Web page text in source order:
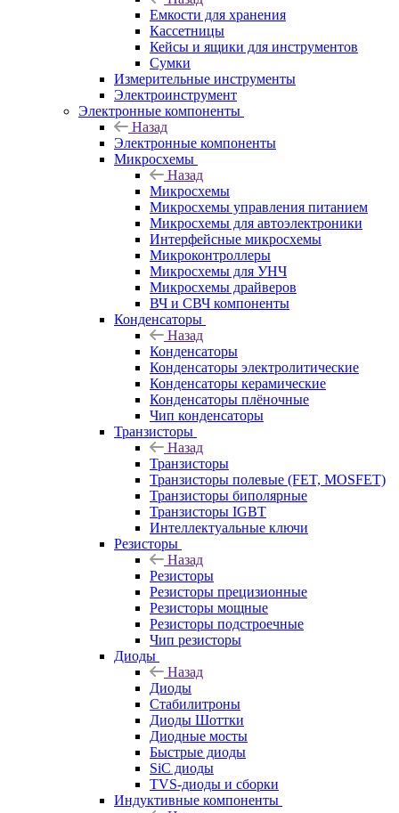
Емкости для хранения
Кассетницы
Кейсы и ящики для инструментов
Сумки
Измерительные инструменты
Электроинструмент
Электронные компоненты
Назад
Электронные компоненты
Микросхемы
Назад
Микросхемы
Микросхемы управления питанием
Микросхемы для автоэлектроники
Интерфейсные микросхемы
Микроконтроллеры
Микросхемы для УНЧ
Микросхемы драйверов
ВЧ и СВЧ компоненты
Конденсаторы
Назад
Конденсаторы
Конденсаторы электролитические
Конденсаторы керамические
Конденсаторы плёночные
Чип конденсаторы
Транзисторы
Назад
Транзисторы
Транзисторы полевые (FET, MOSFET)
Транзисторы биполярные
Транзисторы IGBT
Интеллектуальные ключи
Резисторы
Назад
Резисторы
Резисторы прецизионные
Резисторы мощные
Резисторы подстроечные
Чип резисторы
Диоды
Назад
Диоды
Стабилитроны
Диоды Шоттки
Диодные мосты
Быстрые диоды
SiC диоды
TVS-диоды и сборки
Индуктивные компоненты